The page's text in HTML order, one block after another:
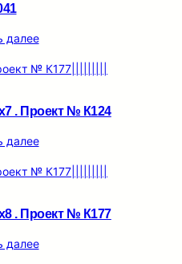
далее
. Проект № К124
далее
. Проект № К177
далее